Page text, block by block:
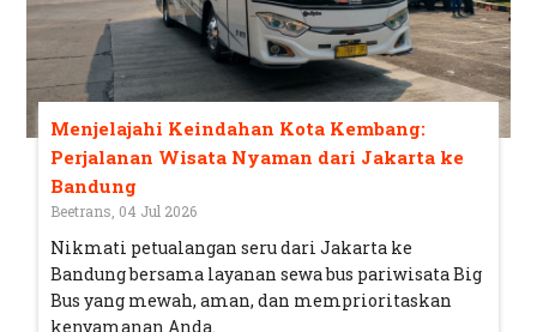
Menjelajahi Keindahan Kota Kembang:
Perjalanan Wisata Nyaman dari Jakarta ke
Bandung
Beetrans, 04 Jul 2026
Nikmati petualangan seru dari Jakarta ke
Bandung bersama layanan sewa bus pariwisata Big
Bus yang mewah, aman, dan memprioritaskan
kenyamanan Anda.